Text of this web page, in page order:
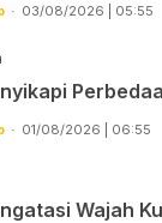
03/08/2026 | 05:55
01/08/2026 | 06:55
Wajah